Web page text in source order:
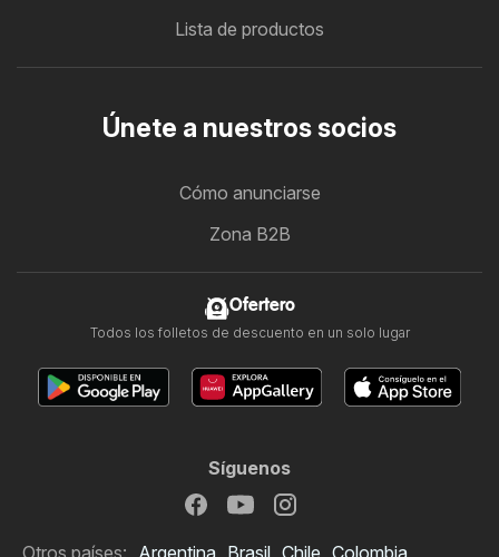
Lista de productos
Únete a nuestros socios
Cómo anunciarse
Zona B2B
Ofertero
Todos los folletos de descuento en un solo lugar
Síguenos
Otros países: Argentina Brasil Chile Colombia